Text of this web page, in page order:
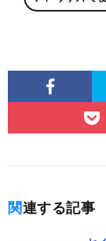
関連する記事